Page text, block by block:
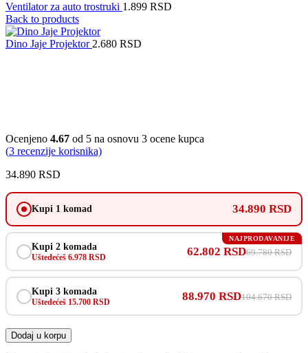
Ventilator za auto trostruki 1.899 RSD
Back to products
Dino Jaje Projektor2.680 RSD
Ocenjeno 4.67 od 5 na osnovu 3 ocene kupca
(3 recenzije korisnika)
34.890 RSD
Kupi 1 komad 34.890 RSD
Kupi 2 komada
Uštedećeš 6.978 RSD 62.802 RSD69.780 RSD
NAJPRODAVANIJE
Kupi 3 komada
Uštedećeš 15.700 RSD 88.970 RSD104.670 RSD
Dodaj u korpu